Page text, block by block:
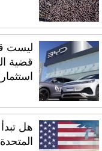
ليست
قضية
هل تبدأ